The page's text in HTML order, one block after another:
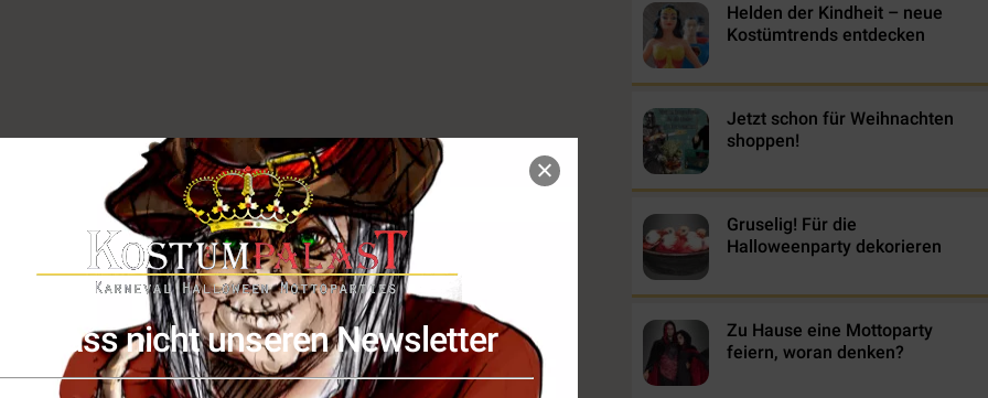
Verpass nicht unseren Newsletter
Helden der Kindheit – neue
Kostümtrends entdecken
Jetzt schon für Weihnachten
shoppen!
Gruselig! Für die
Halloweenparty dekorieren
Zu Hause eine Mottoparty
feiern, woran denken?